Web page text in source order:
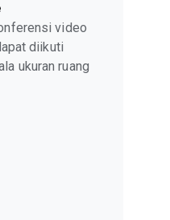
video
diikuti
ukuran ruang